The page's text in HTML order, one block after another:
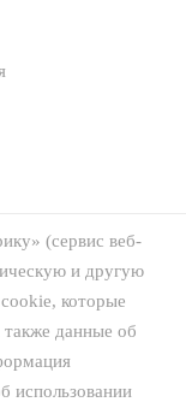
(сервис веб-
и другую
которые
также данные об
использовании